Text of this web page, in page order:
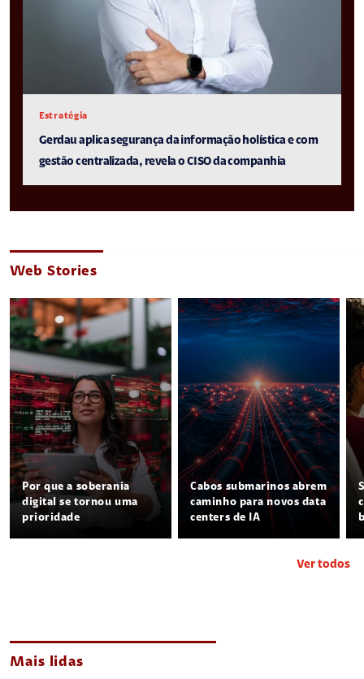
Estratégia
Gerdau aplica segurança da informação holística e com
gestão centralizada, revela o CISO da companhia
Web Stories
Por que a soberania
digital se tornou uma
prioridade
Cabos submarinos abrem
caminho para novos data
centers de IA
Ver todos
Mais lidas